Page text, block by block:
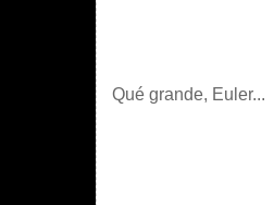
Qué grande, Euler...